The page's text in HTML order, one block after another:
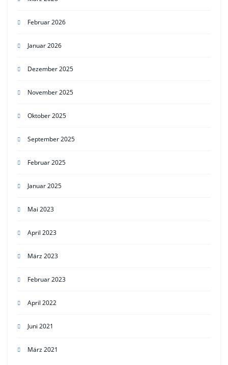
Februar 2026
Januar 2026
Dezember 2025
November 2025
Oktober 2025
September 2025
Februar 2025
Januar 2025
Mai 2023
April 2023
März 2023
Februar 2023
April 2022
Juni 2021
März 2021